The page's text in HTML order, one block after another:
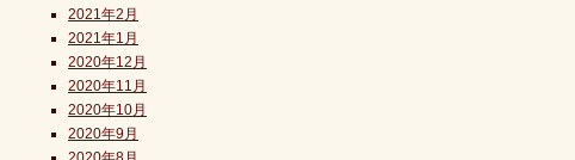
2021年2月
2021年1月
2020年12月
2020年11月
2020年10月
2020年9月